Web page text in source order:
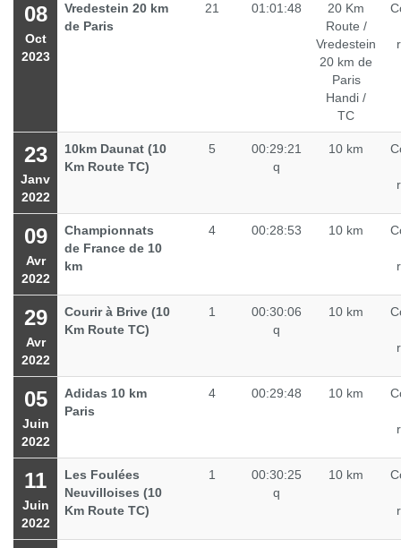
08
Oct
2023
Vredestein 20 km
de Paris
21 01:01:48
20 Km
Route /
Vredestein
20 km de
Paris
Handi /
TC
23
Janv
2022
10km Daunat (10
Km Route TC)
5
00:29:21
q
10 km
09
Avr
2022
Championnats
de France de 10
km
4 00:28:53 10 km
29
Avr
2022
Courir à Brive (10
Km Route TC)
1
00:30:06
q
10 km
05
Juin
2022
Adidas 10 km
Paris
4 00:29:48 10 km
11
Juin
2022
Les Foulées
Neuvilloises (10
Km Route TC)
1
00:30:25
q
10 km